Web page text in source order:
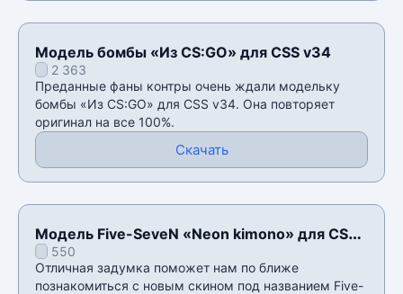
Модель бомбы «Из CS:GO» для CSS v34
2 363
Преданные фаны контры очень ждали модельку
бомбы «Из CS:GO» для CSS v34. Она повторяет
оригинал на все 100%.
Скачать
Модель Five-SeveN «Neon kimono» для CSS
v34550
Отличная задумка поможет нам по ближе
познакомиться с новым скином под названием Five-